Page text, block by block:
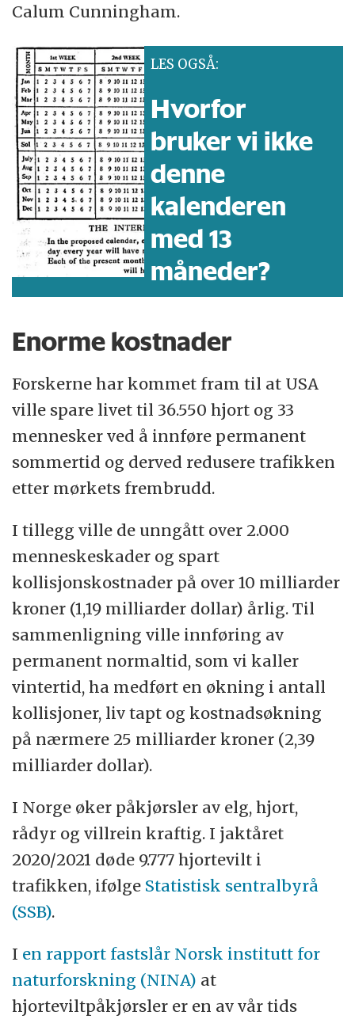
Calum Cunningham.
LES OGSÅ:
Hvorfor
bruker vi ikke
denne
kalenderen
med 13
måneder?
Enorme kostnader
Forskerne har kommet fram til at USA
ville spare livet til 36.550 hjort og 33
mennesker ved å innføre permanent
sommertid og derved redusere trafikken
etter mørkets frembrudd.
I tillegg ville de unngått over 2.000
menneskeskader og spart
kollisjonskostnader på over 10 milliarder
kroner (1,19 milliarder dollar) årlig. Til
sammenligning ville innføring av
permanent normaltid, som vi kaller
vintertid, ha medført en økning i antall
kollisjoner, liv tapt og kostnadsøkning
på nærmere 25 milliarder kroner (2,39
milliarder dollar).
I Norge øker påkjørsler av elg, hjort,
rådyr og villrein kraftig. I jaktåret
2020/2021 døde 9.777 hjortevilt i
trafikken, ifølge Statistisk sentralbyrå
(SSB).
I en rapport fastslår Norsk institutt for
naturforskning (NINA) at
hjorteviltpåkjørsler er en av vår tids